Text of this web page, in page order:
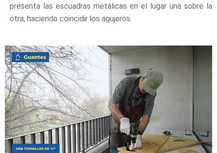
presenta las escuadras metálicas en el lugar una sobre la
otra, haciendo coincidir los agujeros.